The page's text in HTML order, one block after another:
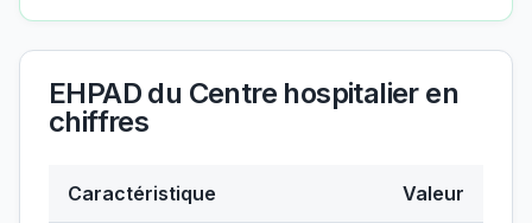
EHPAD du Centre hospitalieren
chiffres
Caractéristique Valeur